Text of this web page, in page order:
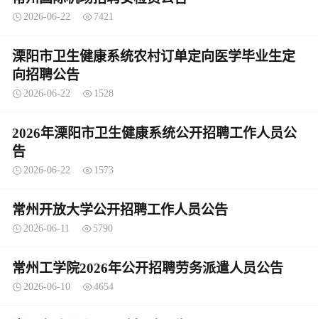
2026-06-22 7421
溧阳市卫生健康系统农村订单定向医学毕业生定
向招聘公告
2026-06-22 1528
2026年溧阳市卫生健康系统公开招聘工作人员公
告
2026-06-22 1573
常州开放大学公开招聘工作人员公告
2026-06-11 5790
常州工学院2026年公开招聘劳务派遣人员公告
2026-06-10 4654